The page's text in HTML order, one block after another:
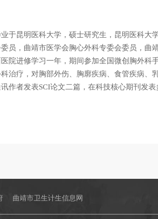
于昆明医科大学，硕士研究生，昆明医科
员，曲靖市医学会胸心外科专委会委员，
院进修学习一年，期间参加全国微创胸外
治疗，对胸部外伤、胸廓疾病、食管疾病
作者发表SCI论文二篇，在科技核心期刊发表
曲靖市卫生计生信息网